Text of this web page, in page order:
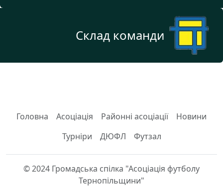
Склад команди
Головна Асоціація Районні асоціації
Новини
Турніри
ДЮФЛ Футзал
© 2024 Громадська спілка "Асоціація футболу
Тернопільщини"